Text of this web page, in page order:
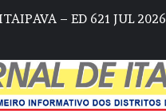
– ED 621 JUL 2026